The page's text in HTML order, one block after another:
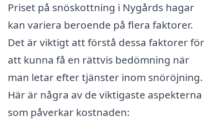
Priset på snöskottning i Nygårds hagar
kan variera beroende på flera faktorer.
Det är viktigt att förstå dessa faktorer för
att kunna få en rättvis bedömning när
man letar efter tjänster inom snöröjning.
Här är några av de viktigaste aspekterna
som påverkar kostnaden: